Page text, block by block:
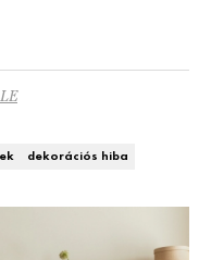
dekorációs hiba